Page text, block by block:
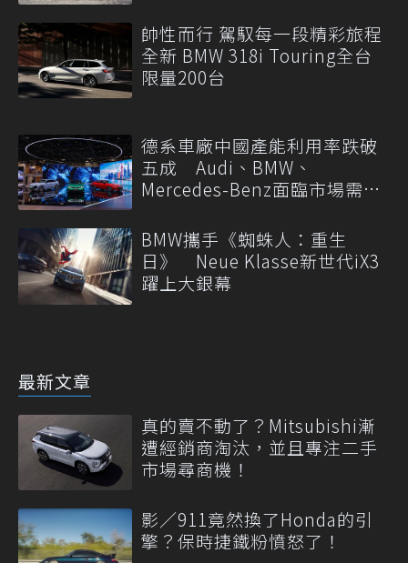
帥性而行 駕馭每一段精彩旅程
全新 BMW 318i Touring全台
限量200台
德系車廠中國產能利用率跌破
五成 Audi、BMW、
Mercedes-Benz面臨市場需求
BMW攜手《蜘蛛人：重生
日》 Neue Klasse新世代iX3
躍上大銀幕
最新文章
真的賣不動了？Mitsubishi漸
遭經銷商淘汰，並且專注二手
市場尋商機！
影／911竟然換了Honda的引
擎？保時捷鐵粉憤怒了！